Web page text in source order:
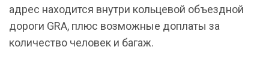
адрес находится внутри кольцевой объездной
дороги GRA, плюс возможные доплаты за
количество человек и багаж.